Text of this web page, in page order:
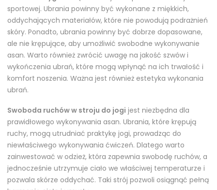
sportowej. Ubrania powinny być wykonane z miękkich,
oddychających materiałów, które nie powodują podrażnień
skóry. Ponadto, ubrania powinny być dobrze dopasowane,
ale nie krępujące, aby umożliwić swobodne wykonywanie
asan. Warto również zwrócić uwagę na jakość szwów i
wykończenia ubrań, które mogą wpłynąć na ich trwałość i
komfort noszenia. Ważna jest również estetyka wykonania
ubrań.
Swoboda ruchów w stroju do jogi jest niezbędna dla
prawidłowego wykonywania asan. Ubrania, które krępują
ruchy, mogą utrudniać praktykę jogi, prowadząc do
niewłaściwego wykonywania ćwiczeń. Dlatego warto
zainwestować w odzież, która zapewnia swobodę ruchów, a
jednocześnie utrzymuje ciało we właściwej temperaturze i
pozwala skórze oddychać. Taki strój pozwoli osiągnąć pełną